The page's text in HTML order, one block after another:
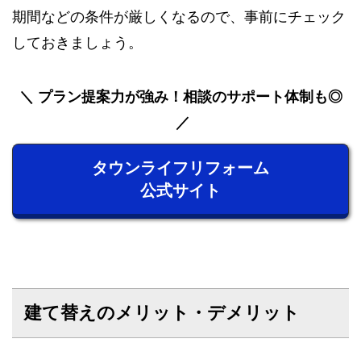
期間などの条件が厳しくなるので、事前にチェック
しておきましょう。
プラン提案力が強み！相談のサポート体制も◎
タウンライフリフォーム
公式サイト
建て替えのメリット・デメリット